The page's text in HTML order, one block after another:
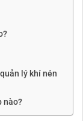
lý khí nén
nào?